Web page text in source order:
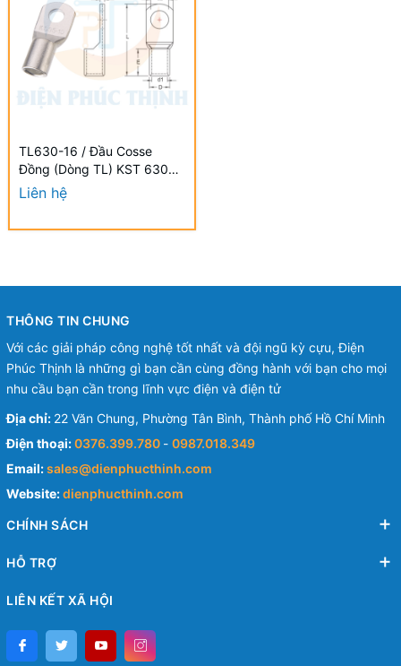
TL630-16 / Đầu Cosse
Đồng (Dòng TL) KST 630
mm - NON-INSULATED
COPPER TUBULAR LUGS
Liên hệ
THÔNG TIN CHUNG
Với các giải pháp công nghệ tốt nhất và đội ngũ kỳ cựu, Điện
Phúc Thịnh là những gì bạn cần cùng đồng hành với bạn cho mọi
nhu cầu bạn cần trong lĩnh vực điện và điện tử
Địa chỉ: 22 Văn Chung, Phường Tân Bình, Thành phố Hồ Chí Minh
Điện thoại:0376.399.780 - 0987.018.349
Email:sales@dienphucthinh.com
Website:dienphucthinh.com
CHÍNH SÁCH
HỖ TRỢ
LIÊN KẾT XÃ HỘI